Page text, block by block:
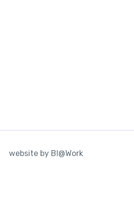
,Tour,Viaggi organizzati
690,00€
website by BI@Work